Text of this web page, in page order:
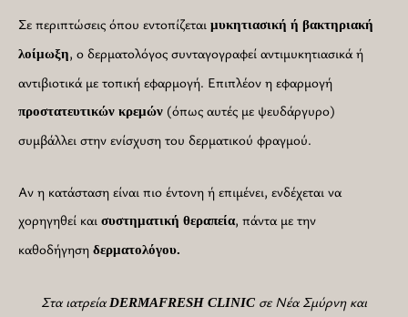
Σε περιπτώσεις όπου εντοπίζεται μυκητιασική ή βακτηριακή
λοίμωξη, ο δερματολόγος συνταγογραφεί αντιμυκητιασικά ή
αντιβιοτικά με τοπική εφαρμογή. Επιπλέον η εφαρμογή
προστατευτικών κρεμών (όπως αυτές με ψευδάργυρο)
συμβάλλει στην ενίσχυση του δερματικού φραγμού.
Αν η κατάσταση είναι πιο έντονη ή επιμένει, ενδέχεται να
χορηγηθεί και συστηματική θεραπεία, πάντα με την
καθοδήγηση δερματολόγου.
Στα ιατρεία DERMAFRESH CLINIC σε Νέα Σμύρνη και